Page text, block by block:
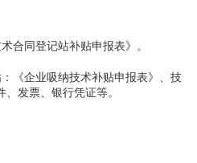
合同登记站补贴申报表》。
《企业吸纳技术补贴申报表》、技
发票、银行凭证等。